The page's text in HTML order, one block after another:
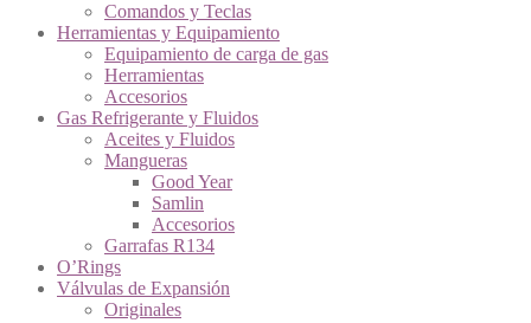
Comandos y Teclas
Herramientas y Equipamiento
Equipamiento de carga de gas
Herramientas
Accesorios
Gas Refrigerante y Fluidos
Aceites y Fluidos
Mangueras
Good Year
Samlin
Accesorios
Garrafas R134
O’Rings
Válvulas de Expansión
Originales